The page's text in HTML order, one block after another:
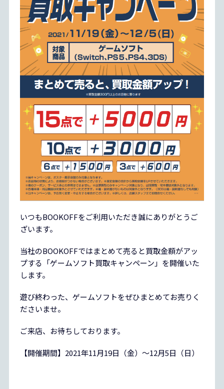
いつもBOOKOFFをご利用いただき誠にありがとうご
ざいます。
当社のBOOKOFFではまとめて売ると買取金額がアッ
プする「ゲームソフト買取キャンペーン」を開催いた
します。
遊び終わった、ゲームソフトをぜひまとめてお売りく
ださいませ。
ご来店、お待ちしております。
【開催期間】2021年11月19日（金）～12月5日（日）